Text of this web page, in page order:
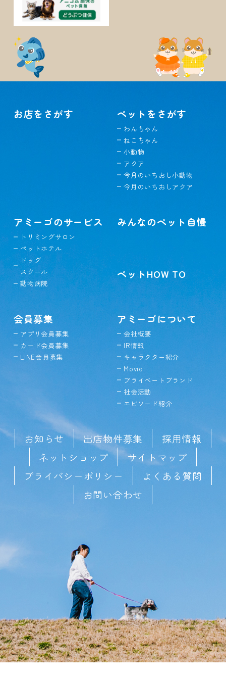
お店をさがす ペットをさがす
わんちゃん
ねこちゃん
小動物
アクア
今月のいちおし小動物
今月のいちおしアクア
アミーゴのサービス
トリミングサロン
ペットホテル
ドッグ
スクール
動物病院
みんなのペット自慢
ペットHOW TO
会員募集
アプリ会員募集
カード会員募集
LINE会員募集
アミーゴについて
会社概要
IR情報
キャラクター紹介
Movie
プライベートブランド
社会活動
エピソード紹介
お知らせ 出店物件募集
採用情報
ネットショップ
サイトマップ
プライバシーポリシー
よくある質問
お問い合わせ